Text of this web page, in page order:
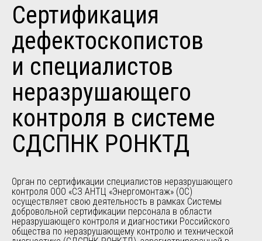
Сертификация
дефектоскопистов
и специалистов
неразрушающего
контроля в системе
СДСПНК РОНКТД
Орган по сертификации специалистов неразрушающего
контроля ООО «СЗ АНТЦ «Энергомонтаж» (ОС)
осуществляет свою деятельность в рамках Системы
добровольной сертификации персонала в области
неразрушающего контроля и диагностики Российского
общества по неразрушающему контролю и технической